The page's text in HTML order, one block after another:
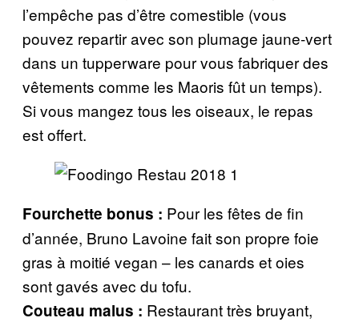
l’empêche pas d’être comestible (vous
pouvez repartir avec son plumage jaune-vert
dans un tupperware pour vous fabriquer des
vêtements comme les Maoris fût un temps).
Si vous mangez tous les oiseaux, le repas
est offert.
Fourchette bonus : Pour les fêtes de fin
d’année, Bruno Lavoine fait son propre foie
gras à moitié vegan – les canards et oies
sont gavés avec du tofu.
Couteau malus : Restaurant très bruyant,